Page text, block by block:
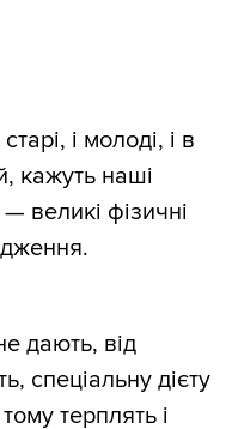
і молоді, і в
кажуть наші
великі фізичні
дають, від
спеціальну дієту
терплять і